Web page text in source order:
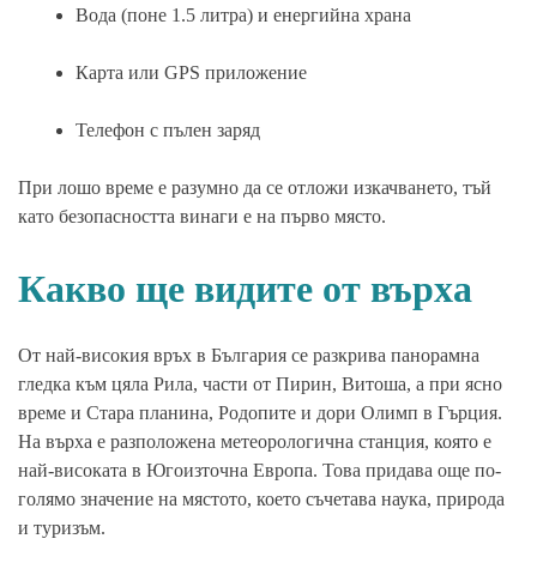
Вода (поне 1.5 литра) и енергийна храна
Карта или GPS приложение
Телефон с пълен заряд
При лошо време е разумно да се отложи изкачването, тъй
като безопасността винаги е на първо място.
Какво ще видите от върха
От най-високия връх в България се разкрива панорамна
гледка към цяла Рила, части от Пирин, Витоша, а при ясно
време и Стара планина, Родопите и дори Олимп в Гърция.
На върха е разположена метеорологична станция, която е
най-високата в Югоизточна Европа. Това придава още по-
голямо значение на мястото, което съчетава наука, природа
и туризъм.